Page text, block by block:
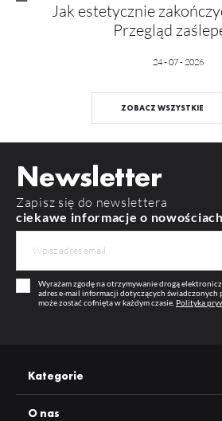
Jak estetycznie
Przegląd
24 - 07 - 2026
ZOBACZ WSZYSTKIE
Newsletter
Zapisz się do newslettera
ciekawe informacje o nowościach
Wyrażam zgodę na otrzymywanie drogą
adres e-mail informacji dotyczących świadczonych
może zostać cofnięta w każdym czasie. Polityka
Kategorie
O nas